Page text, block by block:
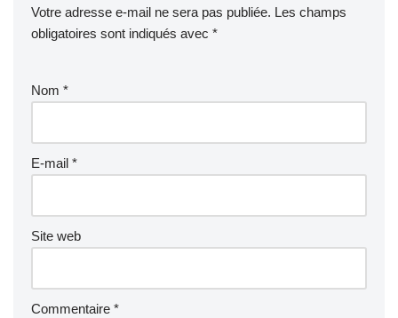
Votre adresse e-mail ne sera pas publiée. Les champs
obligatoires sont indiqués avec *
Nom *
E-mail *
Site web
Commentaire *